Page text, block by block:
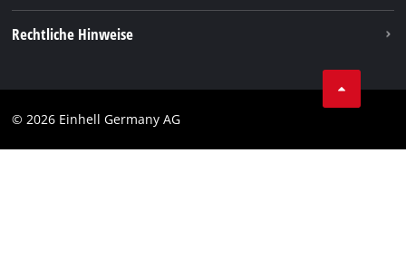
Vertrag widerrufen
Rechtliche Hinweise
Impressum
© 2026 Einhell Germany AG